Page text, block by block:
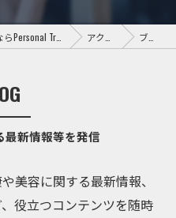
アクセス ブログ
最新情報等を発信
美容に関する最新情報、
役立つコンテンツを随時